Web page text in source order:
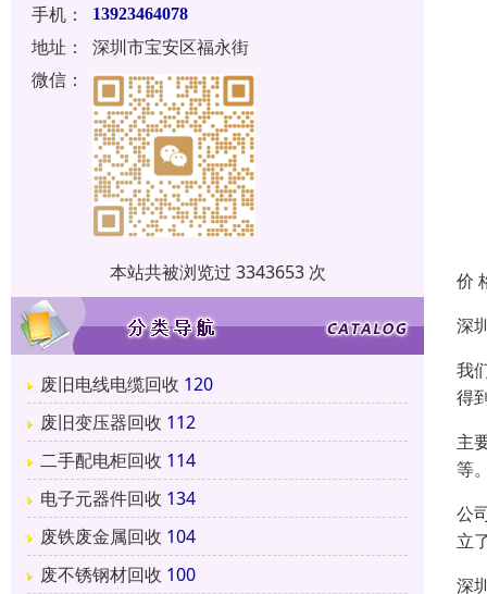
手机：
13923464078
地址：
深圳市宝安区福永街
微信：
本站共被浏览过 3343653 次
废旧电线电缆回收 120
废旧变压器回收 112
二手配电柜回收 114
电子元器件回收 134
废铁废金属回收 104
废不锈钢材回收 100
价
深
我
得
主
等
公
立
深